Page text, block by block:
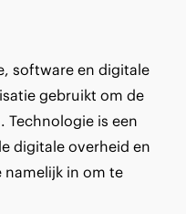
software en digitale
gebruikt om de
Technologie is een
digitale overheid en
namelijk in om te